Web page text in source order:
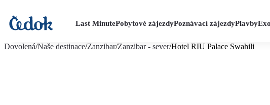
Last MinutePobytové zájezdyPoznávací zájezdyPlavby
Dovolená/Naše destinace/Zanzibar/Zanzibar - sever/Hotel RIU Palace Swahili